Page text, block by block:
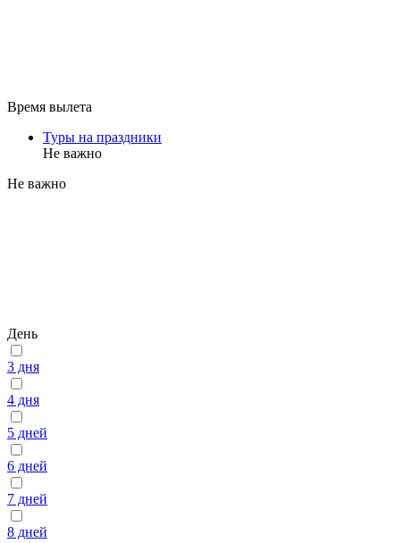
Время вылета
Туры на праздники
Не важно
Не важно
День
3 дня
4 дня
5 дней
6 дней
7 дней
8 дней